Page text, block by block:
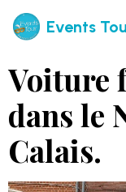
Events
Voiture
dans le
Calais.